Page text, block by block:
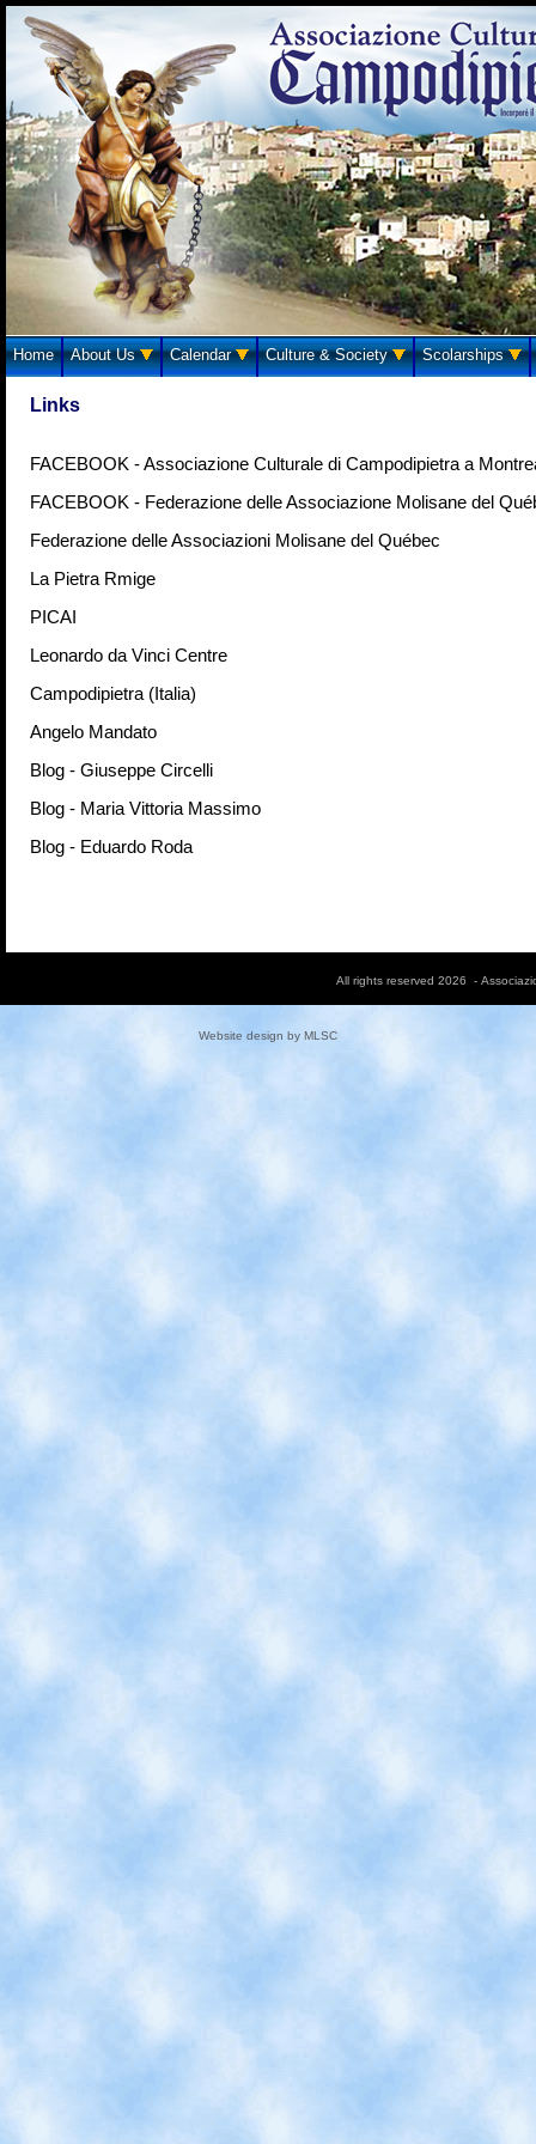
Home About Us Calendar Culture & Society Scolarships
Links
FACEBOOK - Associazione Culturale di Campodipietra a
FACEBOOK - Federazione delle Associazione Molisane del
Federazione delle Associazioni Molisane del Québec
La Pietra Rmige
PICAI
Leonardo da Vinci Centre
Campodipietra (Italia)
Angelo Mandato
Blog - Giuseppe Circelli
Blog - Maria Vittoria Massimo
Blog - Eduardo Roda
All rights reserved 2026 -
Website design by MLSC